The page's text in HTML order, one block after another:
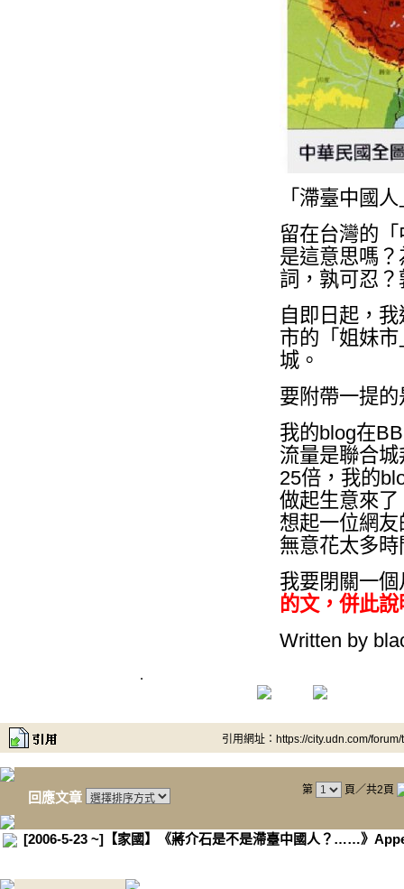
「滯臺中國
留在台灣的
是這意思嗎
詞，孰可忍
自即日起，
市的「姐妹
城。
要附帶一提的
我的blog在
流量是聯合
25倍，我的
做起生意來
想起一位網
無意花太多
我要閉關一
的文，併此說
Written by
.
引用網址：https://city.udn.com/
回應文章 第 頁／共2頁
[2006-5-23 ~]【家國】《蔣介石是不是滯臺中國人？……》